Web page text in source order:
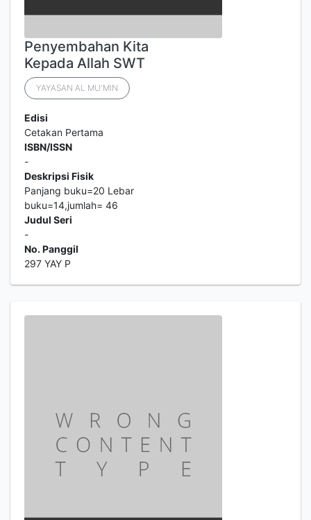
Penyembahan Kita
Kepada Allah SWT
YAYASAN AL MU'MIN
Edisi
Cetakan Pertama
ISBN/ISSN
-
Deskripsi Fisik
Panjang buku=20 Lebar
buku=14,jumlah= 46
Judul Seri
-
No. Panggil
297 YAY P